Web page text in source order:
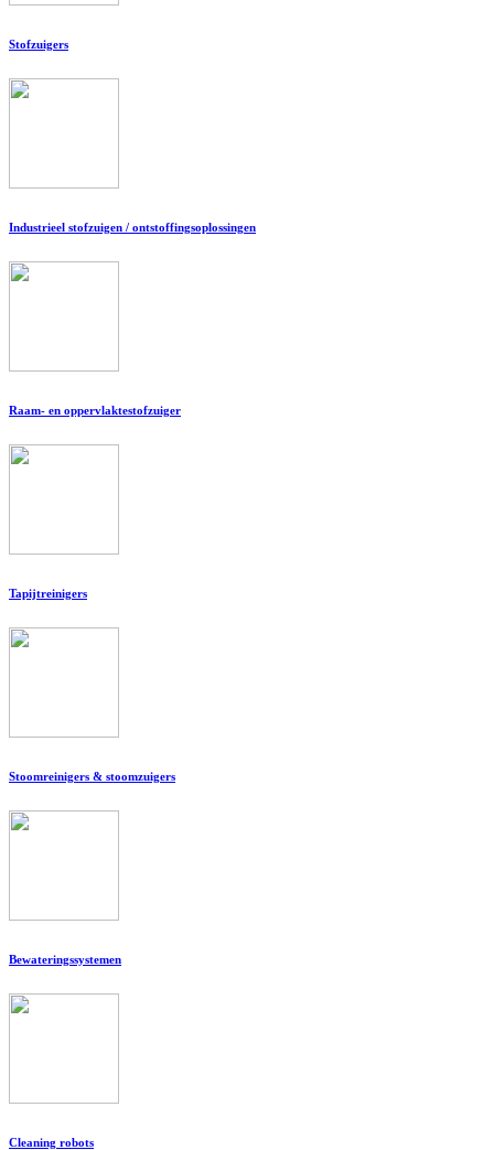
Stofzuigers
Industrieel stofzuigen / ontstoffingsoplossingen
Raam- en oppervlaktestofzuiger
Tapijtreinigers
Stoomreinigers & stoomzuigers
Bewateringssystemen
Cleaning robots